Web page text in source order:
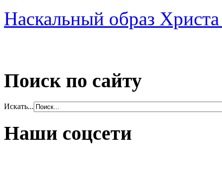
Наскальный образ
Поиск по сайту
Искать...
Наши соцсети